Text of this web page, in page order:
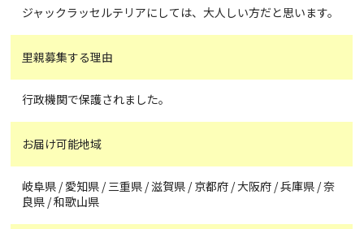
ジャックラッセルテリアにしては、大人しい方だと思います。
里親募集する理由
行政機関で保護されました。
お届け可能地域
岐阜県 / 愛知県 / 三重県 / 滋賀県 / 京都府 / 大阪府 / 兵庫県 / 奈
良県 / 和歌山県